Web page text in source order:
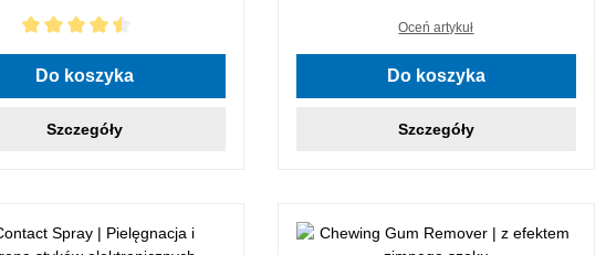
4.5 z 5 gwiazdek
Do koszyka
Szczegóły
Oceń artykuł
Do koszyka
Szczegóły